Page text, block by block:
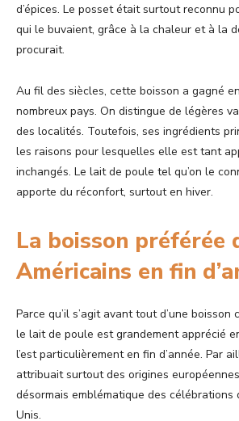
d’épices. Le posset était surtout reconnu
qui le buvaient, grâce à la chaleur et à la
procurait.
Au fil des siècles, cette boisson a gagné
nombreux pays. On distingue de légères
des localités. Toutefois, ses ingrédients
les raisons pour lesquelles elle est tant
inchangés. Le lait de poule tel qu’on le
apporte du réconfort, surtout en hiver.
La boisson préférée
Américains en fin
Parce qu’il s’agit avant tout d’une boisson
le lait de poule est grandement apprécié
l’est particulièrement en fin d’année. Par
attribuait surtout des origines
désormais emblématique des célébrations
Unis.